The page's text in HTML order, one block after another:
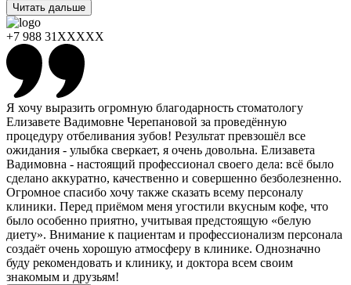
Читать дальше
+7 988 31XXXXX
Я хочу выразить огромную благодарность стоматологу
Елизавете Вадимовне Черепановой за проведённую
процедуру отбеливания зубов! Результат превзошёл все
ожидания - улыбка сверкает, я очень довольна. Елизавета
Вадимовна - настоящий профессионал своего дела: всё было
сделано аккуратно, качественно и совершенно безболезненно.
Огромное спасибо хочу также сказать всему персоналу
клиники. Перед приёмом меня угостили вкусным кофе, что
было особенно приятно, учитывая предстоящую «белую
диету». Внимание к пациентам и профессионализм персонала
создаёт очень хорошую атмосферу в клинике. Однозначно
буду рекомендовать и клинику, и доктора всем своим
знакомым и друзьям!